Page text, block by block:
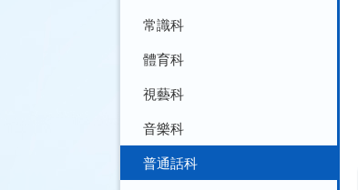
常識科
體育科
視藝科
音樂科
普通話科